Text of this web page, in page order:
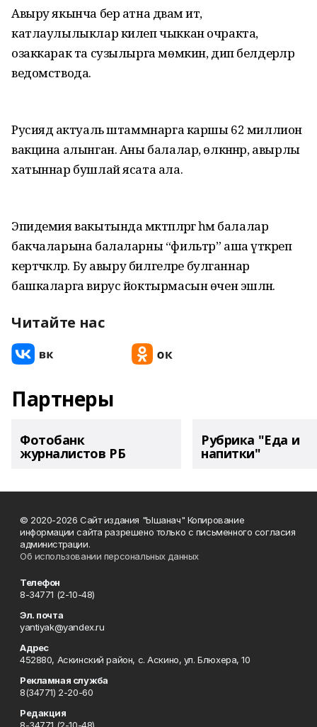
Авыру якынча бер атна дәвам итә,
катлаулылыклар килеп чыккан очракта,
озаккарак та сузылырга мөмкин, дип белдерәләр
ведомствода.
Русиядә актуаль штаммнарга каршы 62 миллион
вакцина алынган. Аны балалар, өлкәннәр, авырлы
хатыннар бушлай ясата ала.
Эпидемия вакытында мәктәпләргә һәм балалар
бакчаларына балаларны “фильтр” аша үткәреп
кертәчәкләр. Бу авыру билгеләре булганнар
башкаларга вирус йоктырмасын өчен эшләнә.
Читайте нас
Партнеры
Фотобанк
журналистов РБ
Рубрика "Еда и
напитки"
© 2020-2026 Сайт издания "Ышанач" Копирование
информации сайта разрешено только с письменного согласия
администрации.
Об использовании персональных данных
Телефон
8-34771 (2-10-48)
Эл. почта
yantiyak@yandex.ru
Адрес
452880, Аскинский район, с. Аскино, ул. Блюхера, 10
Рекламная служба
8(34771) 2-20-60
Редакция